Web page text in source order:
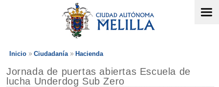
Inicio Ciudadanía Hacienda
Jornada de puertas abiertas Escuela de
lucha Underdog Sub Zero